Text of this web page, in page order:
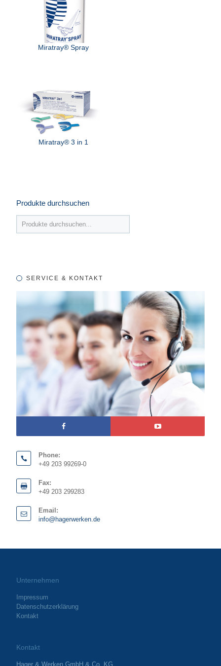
Miratray® Spray
Miratray® 3 in 1
Produkte durchsuchen
SERVICE & KONTAKT
Phone:
+49 203 99269-0
Fax:
+49 203 299283
Email:
info@hagerwerken.de
Unternehmen
Impressum
Datenschutzerklärung
Kontakt
Kontakt
Hager & Werken GmbH & Co. KG